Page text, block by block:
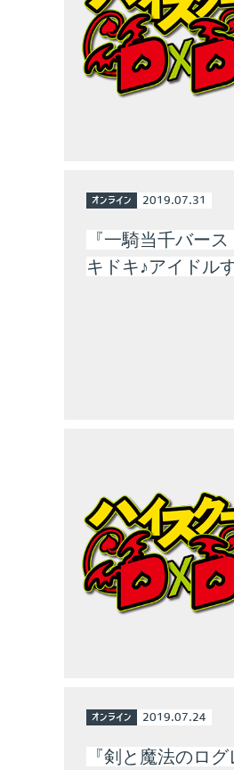
オンライン 2019.07.31
『一騎当千バー
キドキ♪アイドル
オンライン 2019.07.24
『剣と魔法のロ